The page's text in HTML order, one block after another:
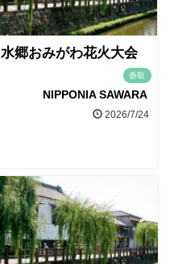
水郷おみがわ花火大会
香取
NIPPONIA SAWARA
2026/7/24